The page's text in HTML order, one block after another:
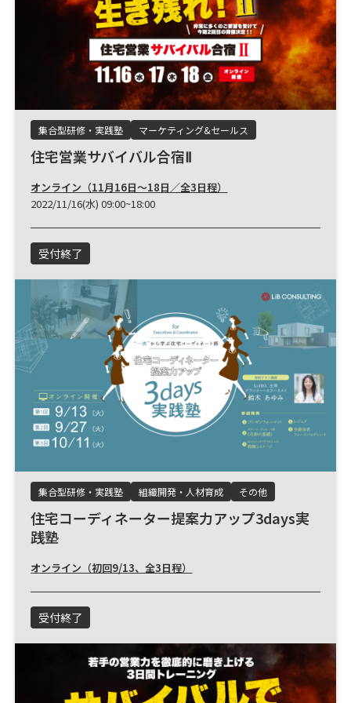
集合型研修・実践塾 マーケティング&セールス
住宅営業サバイバル合宿Ⅱ
オンライン（11月16日～18日／全3日程）
2022/11/16(水) 09:00~18:00
受付終了
集合型研修・実践塾 組織開発・人材育成 その他
住宅コーディネーター提案力アップ3days実
践塾
オンライン（初回9/13、全3日程）
受付終了